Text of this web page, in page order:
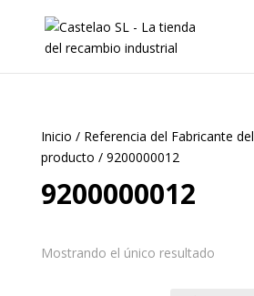
Inicio / Referencia del Fabricante del
producto / 9200000012
9200000012
Mostrando el único resultado